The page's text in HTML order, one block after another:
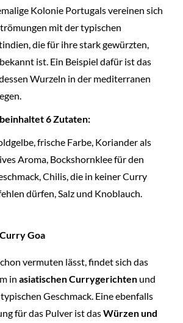
Kolonie Portugals vereinen sich
mit der typischen
die für ihre stark gewürzten,
ist. Ein Beispiel dafür ist das
Wurzeln in der mediterranen
6 Zutaten:
frische Farbe, Koriander als
Aroma, Bockshornklee für den
Chilis, die in keiner Curry
dürfen, Salz und Knoblauch.
Goa
vermuten lässt, findet sich das
inasiatischen Currygerichten und
Geschmack. Eine ebenfalls
für das Pulver ist dasWürzen und